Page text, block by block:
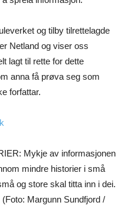
og tilby tilrettelagde
Netland og viser oss
lagt til rette for dette
anna få prøva seg som
forfattar.